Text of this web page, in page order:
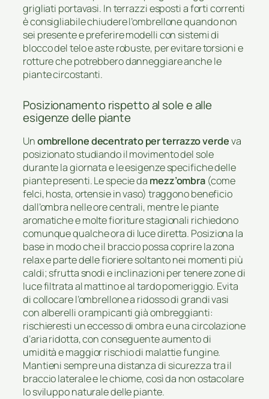
grigliati portavasi. In terrazzi esposti a forti correnti
è consigliabile chiudere l’ombrellone quando non
sei presente e preferire modelli con sistemi di
blocco del telo e aste robuste, per evitare torsioni e
rotture che potrebbero danneggiare anche le
piante circostanti.
Posizionamento rispetto al sole e alle
esigenze delle piante
Unombrellone decentrato per terrazzo verdeva
posizionato studiando il movimento del sole
durante la giornata e le esigenze specifiche delle
piante presenti. Le specie da mezz’ombra (come
felci, hosta, ortensie in vaso) traggono beneficio
dall’ombra nelle ore centrali, mentre le piante
aromatiche e molte fioriture stagionali richiedono
comunque qualche ora di luce diretta. Posiziona la
base in modo che il braccio possa coprire la zona
relax e parte delle fioriere soltanto nei momenti più
caldi; sfrutta snodi e inclinazioni per tenere zone di
luce filtrata al mattino e al tardo pomeriggio. Evita
di collocare l’ombrellone a ridosso di grandi vasi
con alberelli o rampicanti già ombreggianti:
rischieresti un eccesso di ombra e una circolazione
d’aria ridotta, con conseguente aumento di
umidità e maggior rischio di malattie fungine.
Mantieni sempre una distanza di sicurezza tra il
braccio laterale e le chiome, così da non ostacolare
lo sviluppo naturale delle piante.